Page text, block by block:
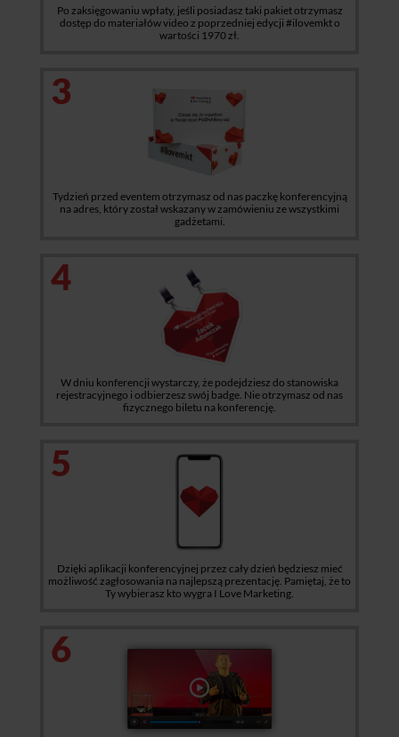
Po zaksięgowaniu wpłaty, jeśli posiadasz taki pakiet otrzymasz
dostęp do materiałów video z poprzedniej edycji #ilovemkt o
wartości 1970 zł.
3
Tydzień przed eventem otrzymasz od nas paczkę konferencyjną
na adres, który został wskazany w zamówieniu ze wszystkimi
gadżetami.
4
W dniu konferencji wystarczy, że podejdziesz do stanowiska
rejestracyjnego i odbierzesz swój badge. Nie otrzymasz od nas
fizycznego biletu na konferencję.
5
Dzięki aplikacji konferencyjnej przez cały dzień będziesz mieć
możliwość zagłosowania na najlepszą prezentację. Pamiętaj, że to
Ty wybierasz kto wygra I Love Marketing.
6